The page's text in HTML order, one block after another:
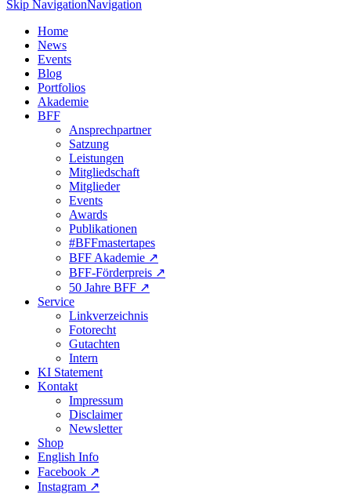
Skip NavigationNavigation
Home
News
Events
Blog
Portfolios
Akademie
BFF
Ansprechpartner
Satzung
Leistungen
Mitgliedschaft
Mitglieder
Events
Awards
Publikationen
#BFFmastertapes
BFF Akademie ↗︎
BFF-Förderpreis ↗︎
50 Jahre BFF ↗︎
Service
Linkverzeichnis
Fotorecht
Gutachten
Intern
KI Statement
Kontakt
Impressum
Disclaimer
Newsletter
Shop
English Info
Facebook ↗︎
Instagram ↗︎